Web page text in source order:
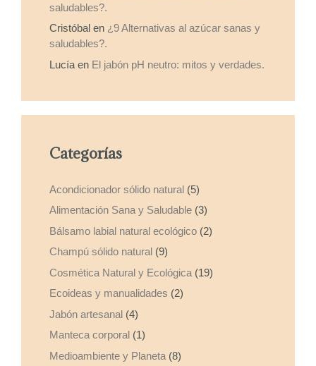
saludables?.
Cristóbal en ¿9 Alternativas al azúcar sanas y
saludables?.
Lucía en El jabón pH neutro: mitos y verdades.
Categorías
Acondicionador sólido natural (5)
Alimentación Sana y Saludable (3)
Bálsamo labial natural ecológico (2)
Champú sólido natural (9)
Cosmética Natural y Ecológica (19)
Ecoideas y manualidades (2)
Jabón artesanal (4)
Manteca corporal (1)
Medioambiente y Planeta (8)